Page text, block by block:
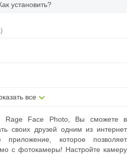
установить?
)
все
Rage Face Photo, Вы сможете в
своих друзей одним из интернет
которое позволяет
с фотокамеры! Настройте камеру